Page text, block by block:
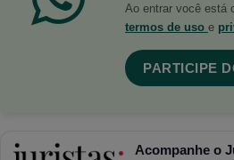
Ao entrar você está
termos de uso e
PARTICIPE
Acompanhe o